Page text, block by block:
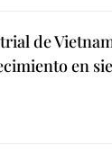
de
en